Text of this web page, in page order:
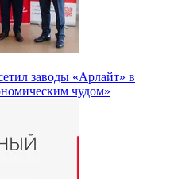
заводы «Арлайт» в
чудом»